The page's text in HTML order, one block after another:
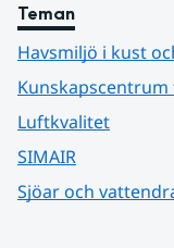
Teman
Havsmiljö i kust
Luftkvalitet
SIMAIR
Sjöar och